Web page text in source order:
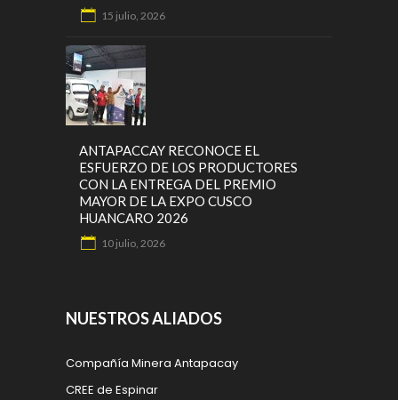
15 julio, 2026
ANTAPACCAY RECONOCE EL
ESFUERZO DE LOS PRODUCTORES
CON LA ENTREGA DEL PREMIO
MAYOR DE LA EXPO CUSCO
HUANCARO 2026
10 julio, 2026
NUESTROS ALIADOS
Compañía Minera Antapacay
CREE de Espinar